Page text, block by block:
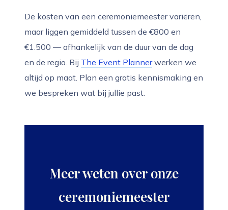
De kosten van een ceremoniemeester variëren,
maar liggen gemiddeld tussen de €800 en
€1.500 — afhankelijk van de duur van de dag
en de regio. Bij The Event Plannerwerken we
altijd op maat. Plan een gratis kennismaking en
we bespreken wat bij jullie past.
Meer weten over onze
ceremoniemeester